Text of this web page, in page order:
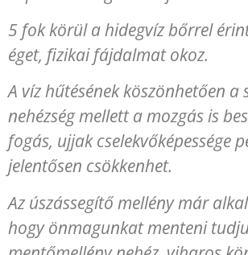
5 fok körül a hidegvíz bőrrel
éget, fizikai fájdalmat okoz.
A víz hűtésének köszönhetően a
nehézség mellett a mozgás is
fogás, ujjak cselekvőképessége
jelentősen csökkenhet.
Az úszássegítő mellény már
hogy önmagunkat menteni